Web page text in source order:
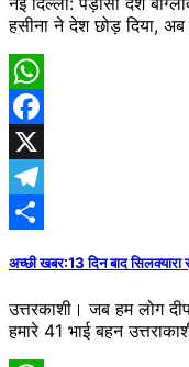
हसीना ने देश छोड़ दिया,
WhatsApp
Facebook
X
Telegram
अच्छी खबर:13 दिन बाद
उत्तरकाशी। जब हम लोग
हमारे 41 भाई बहन